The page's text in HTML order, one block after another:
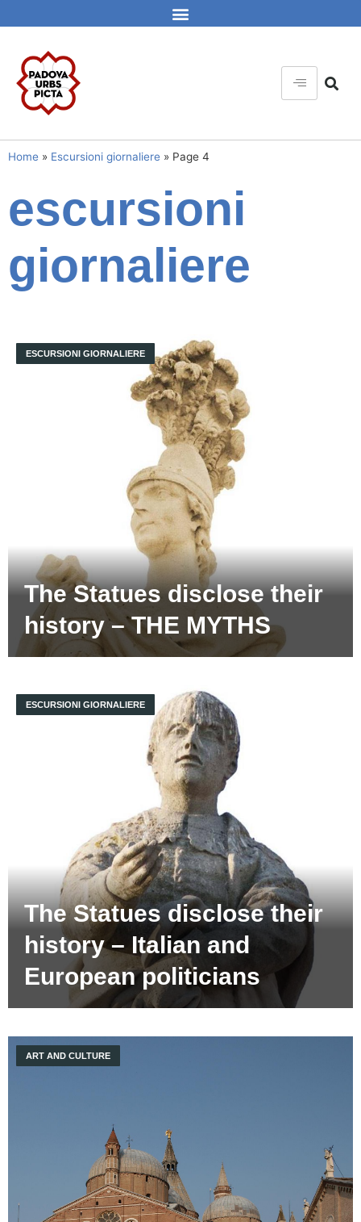
Home » Escursioni giornaliere » Page 4
escursioni
giornaliere
The Statues disclose their
history – THE MYTHS
ESCURSIONI GIORNALIERE
The Statues disclose their
history – Italian and
European politicians
ESCURSIONI GIORNALIERE
ART AND CULTURE